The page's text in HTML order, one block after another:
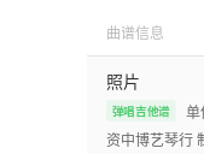
曲谱信息
照片
弹唱吉他谱 单
资中博艺琴行